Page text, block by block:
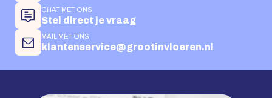
CHAT MET ONS
Stel direct je vraag
MAIL MET ONS
klantenservice@grootinvloeren.nl